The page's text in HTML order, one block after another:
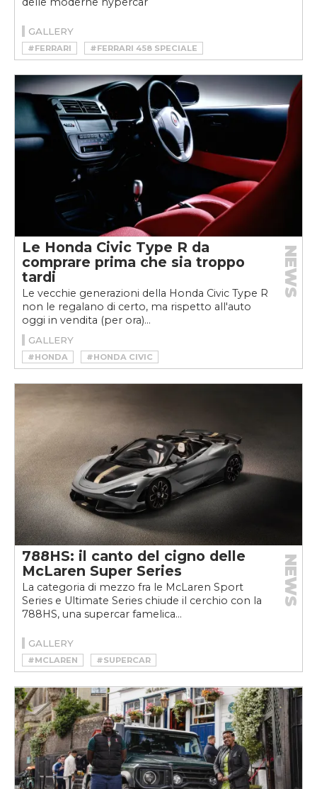
GALLERY
#FERRARI #FERRARI 458 SPECIALE
Le Honda Civic Type R da
comprare prima che sia troppo
tardi
Le vecchie generazioni della Honda Civic Type R
non le regalano di certo, ma rispetto all'auto
oggi in vendita (per ora)...
NEWS
GALLERY
#HONDA
#HONDA CIVIC
#HONDA CIVIC TYPE R
788HS: il canto del cigno delle
McLaren Super Series
La categoria di mezzo fra le McLaren Sport
Series e Ultimate Series chiude il cerchio con la
788HS, una supercar famelica...
NEWS
GALLERY
#MCLAREN #SUPERCAR